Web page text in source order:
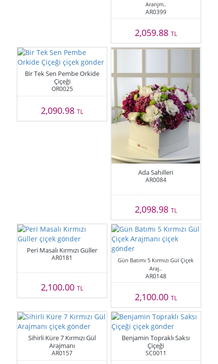
Aranjm..
AR0399
2,059.88 TL
Bir Tek Sen Pembe Orkide
Çiçeği
OR0025
2,090.98TL
Ada Sahilleri
AR0084
2,098.98 TL
Peri Masalı Kırmızı Güller
AR0181
2,100.00TL
Gün Batımı 5 Kırmızı Gül Çiçek
Araj..
AR0148
2,100.00 TL
Sihirli Küre 7 Kırmızı Gül
Arajmanı
AR0157
Benjamin Topraklı Saksı
Çiçeği
SC0011